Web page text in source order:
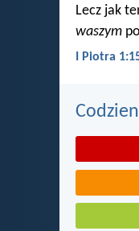
Lecz jak
waszym
I Piotra